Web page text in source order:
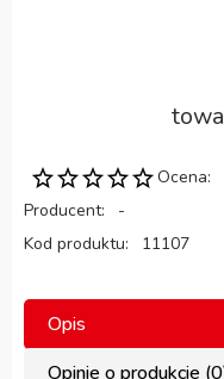
Ocena:
Producent:
-
Kod produktu:
11107
Opis
Opinie o produkcie